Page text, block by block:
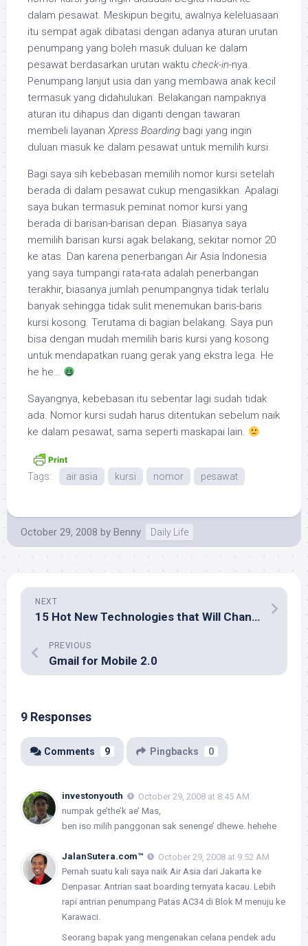
dalam pesawat. Meskipun begitu, awalnya keleluasaan
itu sempat agak dibatasi dengan adanya aturan urutan
penumpang yang boleh masuk duluan ke dalam
pesawat berdasarkan urutan waktu check-in-nya.
Penumpang lanjut usia dan yang membawa anak kecil
termasuk yang didahulukan. Belakangan nampaknya
aturan itu dihapus dan diganti dengan tawaran
membeli layanan Xpress Boarding bagi yang ingin
duluan masuk ke dalam pesawat untuk memilih kursi.
Bagi saya sih kebebasan memilih nomor kursi setelah
berada di dalam pesawat cukup mengasikkan. Apalagi
saya bukan termasuk peminat nomor kursi yang
berada di barisan-barisan depan. Biasanya saya
memilih barisan kursi agak belakang, sekitar nomor 20
ke atas. Dan karena penerbangan Air Asia Indonesia
yang saya tumpangi rata-rata adalah penerbangan
terakhir, biasanya jumlah penumpangnya tidak terlalu
banyak sehingga tidak sulit menemukan baris-baris
kursi kosong. Terutama di bagian belakang. Saya pun
bisa dengan mudah memilih baris kursi yang kosong
untuk mendapatkan ruang gerak yang ekstra lega. He
he he…
Sayangnya, kebebasan itu sebentar lagi sudah tidak
ada. Nomor kursi sudah harus ditentukan sebelum naik
ke dalam pesawat, sama seperti maskapai lain.
Tags: air asia kursi nomor pesawat
October 29, 2008 by Benny Daily Life
NEXT
15 Hot New Technologies that Will Change Everything
PREVIOUS
Gmail for Mobile 2.0
9 Responses
Comments 9 Pingbacks 0
investonyouth
October 29, 2008 at 8:45 AM
numpak ge’the’k ae’ Mas,
ben iso milih panggonan sak senenge’ dhewe. hehehe
JalanSutera.com™
October 29, 2008 at 9:52 AM
Pernah suatu kali saya naik Air Asia dari Jakarta ke
Denpasar. Antrian saat boarding ternyata kacau. Lebih
rapi antrian penumpang Patas AC34 di Blok M menuju ke
Karawaci.
Seorang bapak yang mengenakan celana pendek adu